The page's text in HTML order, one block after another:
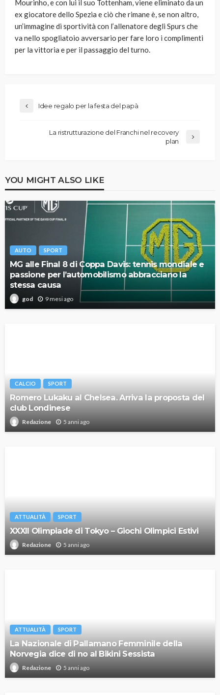
Mourinho, e con lui il suo Tottenham, viene eliminato da un
ex giocatore dello Spezia e ciò che rimane è, se non altro,
un’immagine di sportività con l’allenatore degli Spurs che
va nello spogliatoio avversario per fare loro i complimenti
per la vittoria e per il passaggio del turno.
Idee regalo per la festa del papà
La ristrutturazione del Franchi nel recovery
plan
YOU MIGHT ALSO LIKE
AUTO SPORT
MG alle Final 8 di Coppa Davis: tennis mondiale e
passione per l’automobilismo abbracciano la
stessa causa
god 9 mesi ago
CALCIO SPORT
Romero Lukaku al Chelsea. Arriva la proposta del
club Londinese
Redazione 5 anni ago
ATTUALITÀ SPORT
XXXII Olimpiade di Tokyo – Giochi Olimpici Estivi
Redazione 5 anni ago
ATTUALITÀ SPORT
La Nazionale di Pallamano Femminile della
Norvegia dice di no al Bikini Sessista
Redazione 5 anni ago